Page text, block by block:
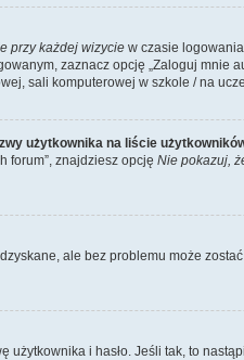
przy każdej wizycie w czasie
zaznacz opcję „Zaloguj
sali komputerowej w szkole / na
użytkownika na liście
forum”, znajdziesz opcję Nie pokazuj,
ale bez problemu może
użytkownika i hasło. Jeśli tak, to